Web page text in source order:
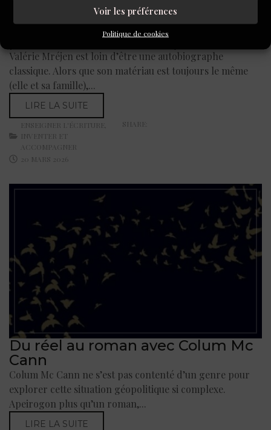
Voir les préférences
Politique de cookies
Ecrire dans le sillage de Valérie
Mréjen, un stage par email (à
partir du 23 mars 2026)
Valérie Mréjen est loin d’être une autobiographe
classique. Alors que son matériau est toujours le même
(elle et sa famille),...
LIRE LA SUITE
ENSEIGNER L'ÉCRITURE ,
INVENTER ET
ACCOMPAGNER
20 MARS 2026
SHARE:
Du réel au roman avec Colum Mc
Cann
Colum Mc Cann ne s’est pas contenté d’un genre pour
explorer cette situation géopolitique si complexe.
Apeirogon plus qu’un roman,...
LIRE LA SUITE